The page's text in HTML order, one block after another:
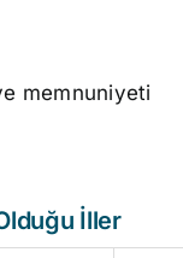
memnuniyeti
İller